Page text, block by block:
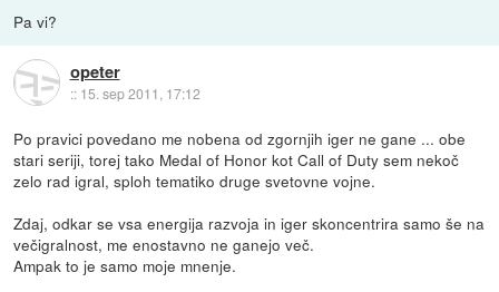
Pa vi?
opeter
:: 15. sep 2011, 17:12
Po pravici povedano me nobena od zgornjih iger ne gane ... obe
stari seriji, torej tako Medal of Honor kot Call of Duty sem nekoč
zelo rad igral, sploh tematiko druge svetovne vojne.
Zdaj, odkar se vsa energija razvoja in iger skoncentrira samo še na
večigralnost, me enostavno ne ganejo več.
Ampak to je samo moje mnenje.